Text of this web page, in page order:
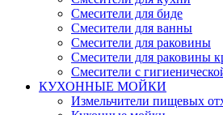
Смесители для биде
Смесители для ванны
Смесители для раковины
Смесители для раковины
Смесители с
КУХОННЫЕ МОЙКИ
Измельчители пищевых